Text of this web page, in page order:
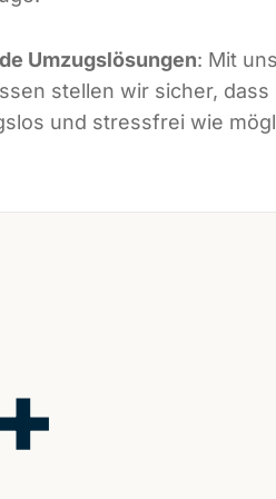
Umzugslösungen: Mit
stellen wir sicher, dass
und stressfrei wie